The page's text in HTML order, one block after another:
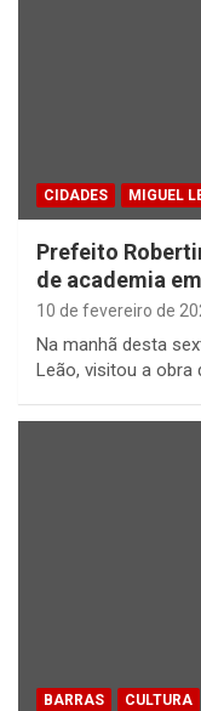
CIDADES MIGUEL
Prefeito
de academia
10 de fevereiro de
Na manhã desta
Leão, visitou a obra
BARRAS CULTURA